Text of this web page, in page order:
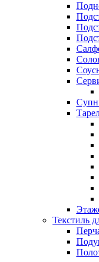
Текстиль